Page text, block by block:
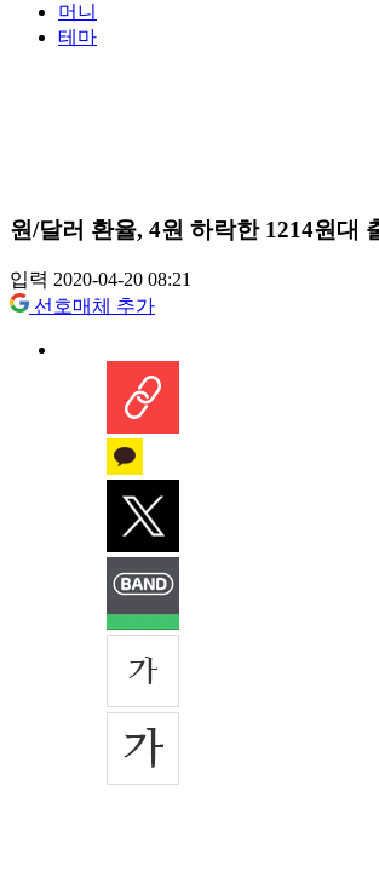
머니
테마
원/달러 환율, 4원 하락한 1214원대
입력 2020-04-20 08:21
선호매체 추가